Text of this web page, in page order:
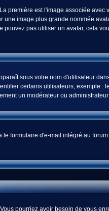
première est l'image associée
image plus grande nommée
pas utiliser un avatar, cela
sous votre nom d'utilisateur
certains utilisateurs, exemple
un modérateur ou
formulaire d'e-mail intégré au
pourriez avoir besoin de vous